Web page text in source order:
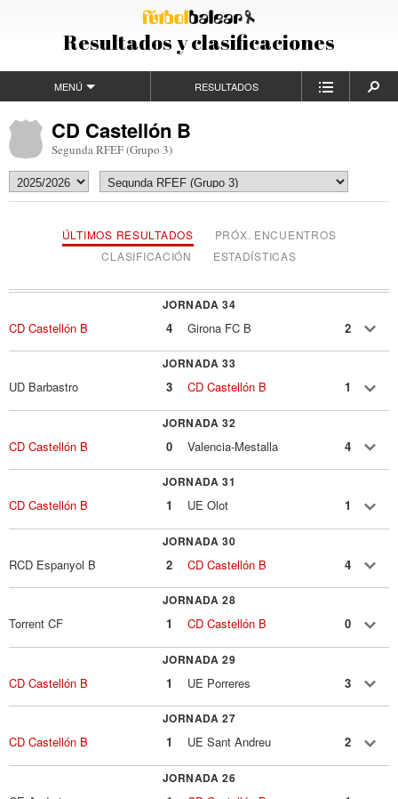
Resultados y clasificaciones
MENÚ RESULTADOS
CD Castellón B
Segunda RFEF (Grupo 3)
ÚLTIMOS RESULTADOS
PRÓX. ENCUENTROS
CLASIFICACIÓN
ESTADÍSTICAS
JORNADA 34
CD Castellón B 4 Girona FC B 2
JORNADA 33
UD Barbastro 3 CD Castellón B 1
JORNADA 32
CD Castellón B 0 Valencia-Mestalla 4
JORNADA 31
CD Castellón B 1 UE Olot 1
JORNADA 30
RCD Espanyol B 2 CD Castellón B 4
JORNADA 28
Torrent CF 1 CD Castellón B 0
JORNADA 29
CD Castellón B 1 UE Porreres 3
JORNADA 27
CD Castellón B 1 UE Sant Andreu 2
JORNADA 26